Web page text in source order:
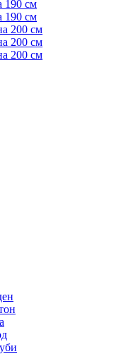
190 см
190 см
200 см
200 см
200 см